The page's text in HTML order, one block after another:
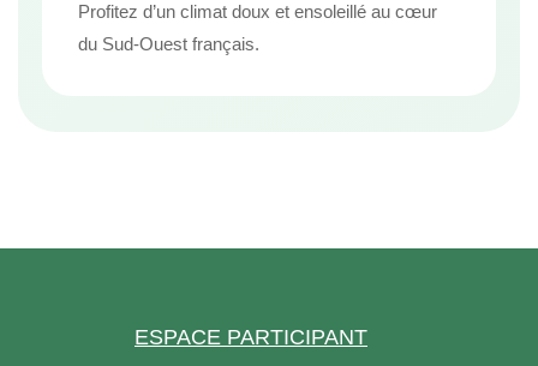
Profitez d’un climat doux et ensoleillé au cœur
du Sud-Ouest français.
ESPACE PARTICIPANT